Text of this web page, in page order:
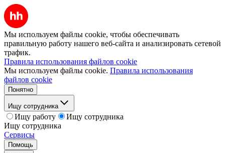
Мы используем файлы cookie, чтобы обеспечивать
правильную работу нашего веб-сайта и анализировать сетевой
трафик.
Правила использования файлов cookie
Мы используем файлы cookie. Правила использования
файлов cookie
Понятно
Ищу сотрудника
Ищу работу
Ищу сотрудника
Ищу сотрудника
Сервисы
Помощь